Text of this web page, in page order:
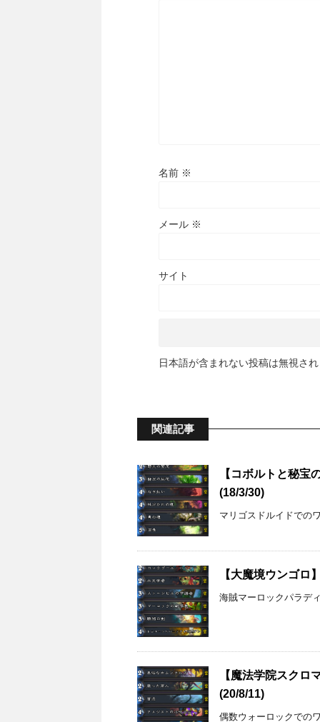
名前 ※
メール ※
サイト
日本語が含まれない投稿は無視さ
関連記事
【コボルトと秘宝
(18/3/30)
マリゴスドルイドでの
【大魔境ウンゴロ
海賊マーロックパラデ
【魔法学院スクロ
(20/8/11)
偶数ウォーロックでの